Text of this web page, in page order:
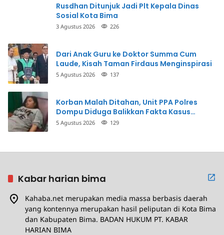
Rusdhan Ditunjuk Jadi Plt Kepala Dinas
Sosial Kota Bima
3 Agustus 2026 226
Dari Anak Guru ke Doktor Summa Cum
Laude, Kisah Taman Firdaus Menginspirasi
5 Agustus 2026 137
Korban Malah Ditahan, Unit PPA Polres
Dompu Diduga Balikkan Fakta Kasus
Penganiayaan
5 Agustus 2026 129
Kabar harian bima
Kahaba.net merupakan media massa berbasis daerah
yang kontennya merupakan hasil peliputan di Kota Bima
dan Kabupaten Bima. BADAN HUKUM PT. KABAR
HARIAN BIMA